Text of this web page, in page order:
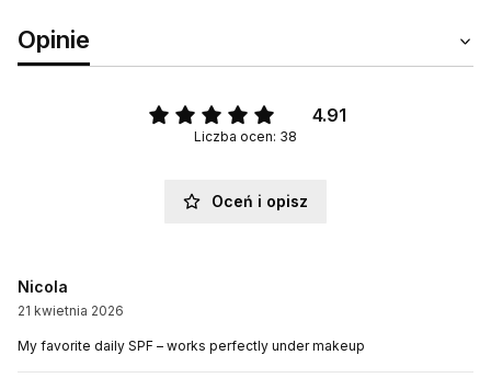
Opinie
4.91
Liczba ocen: 38
Oceń i opisz
Nicola
21 kwietnia 2026
My favorite daily SPF – works perfectly under makeup